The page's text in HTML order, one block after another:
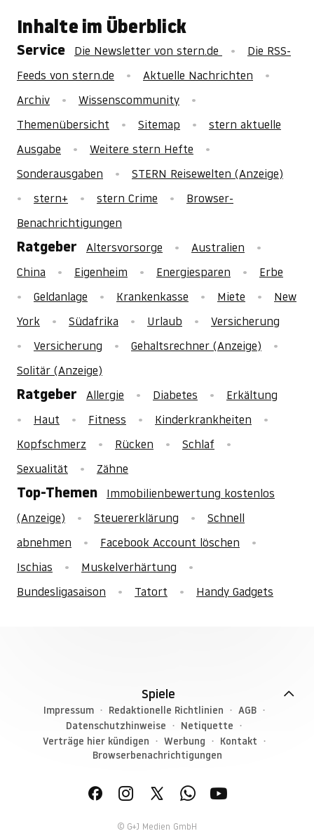
Inhalte im Überblick
Service Die Newsletter von stern.de
Die RSS-
Feeds von stern.de
Aktuelle Nachrichten
Archiv
Wissenscommunity
Themenübersicht
Sitemap
stern aktuelle
Ausgabe
Weitere stern Hefte
Sonderausgaben
STERN Reisewelten (Anzeige)
stern+
stern Crime
Browser-
Benachrichtigungen
Ratgeber Altersvorsorge
Australien
China
Eigenheim Energiesparen
Erbe
Geldanlage
Krankenkasse Miete
New
York
Südafrika Urlaub
Versicherung
Versicherung
Gehaltsrechner (Anzeige)
Solitär (Anzeige)
Ratgeber Allergie Diabetes
Erkältung
Haut
Fitness
Kinderkrankheiten
Kopfschmerz
Rücken
Schlaf
Sexualität
Zähne
Top-Themen
Immobilienbewertung kostenlos
(Anzeige)
Steuererklärung
Schnell
abnehmen
Facebook Account löschen
Ischias
Muskelverhärtung
Bundesligasaison
Tatort Handy Gadgets
Spiele
Impressum Redaktionelle Richtlinien
AGB
Datenschutzhinweise
Netiquette
Verträge hier kündigen
Werbung
Kontakt
Browserbenachrichtigungen
© G+J Medien GmbH